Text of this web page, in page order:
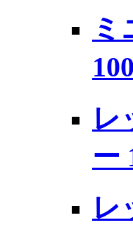
ミ
レ
ー
レ